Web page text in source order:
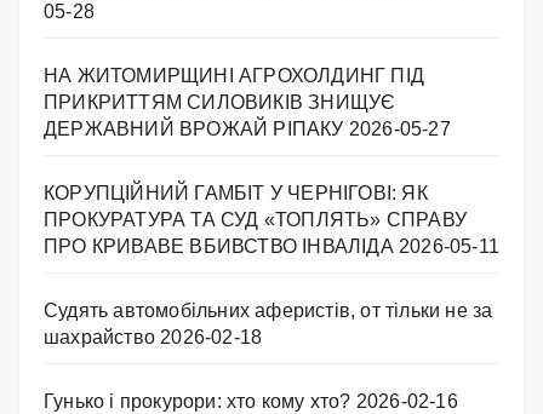
05-28
НА ЖИТОМИРЩИНІ АГРОХОЛДИНГ ПІД
ПРИКРИТТЯМ СИЛОВИКІВ ЗНИЩУЄ
ДЕРЖАВНИЙ ВРОЖАЙ РІПАКУ ​ 2026-05-27
КОРУПЦІЙНИЙ ГАМБІТ У ЧЕРНІГОВІ: ЯК
ПРОКУРАТУРА ТА СУД «ТОПЛЯТЬ» СПРАВУ
ПРО КРИВАВЕ ВБИВСТВО ІНВАЛІДА 2026-05-11
Судять автомобільних аферистів, от тільки не за
шахрайство 2026-02-18
Гунько і прокурори: хто кому хто? 2026-02-16